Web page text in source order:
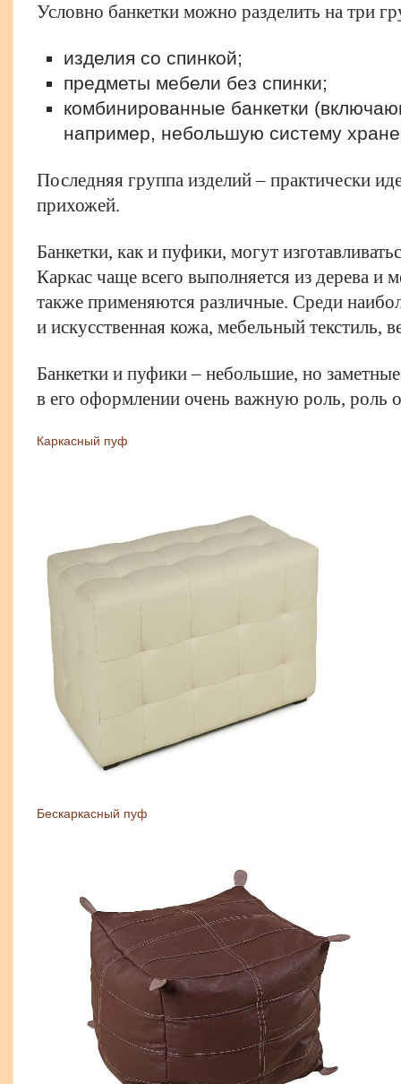
Условно банкетки можно разделить на три
изделия со спинкой;
предметы мебели без спинки;
комбинированные банкетки
например, небольшую систему
Последняя группа изделий – практически
прихожей.
Банкетки, как и пуфики, могут
Каркас чаще всего выполняется из дерева и
также применяются различные. Среди
и искусственная кожа, мебельный текстиль,
Банкетки и пуфики – небольшие, но
в его оформлении очень важную роль, роль
Каркасный пуф
Бескаркасный пуф